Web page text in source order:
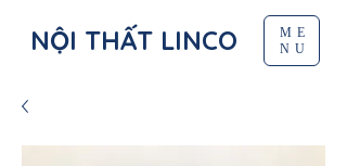
NỘI THẤT LINCO
ME
NU